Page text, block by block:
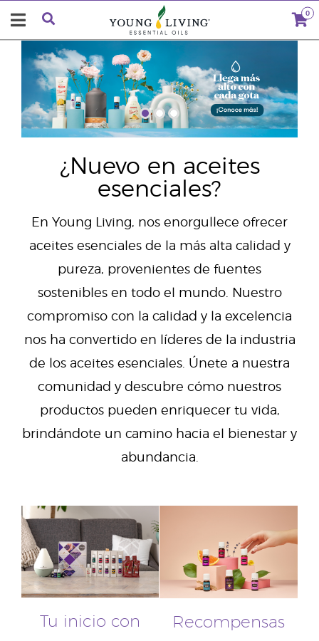
0
¿Nuevo en aceites
esenciales?
En Young Living, nos enorgullece ofrecer
aceites esenciales de la más alta calidad y
pureza, provenientes de fuentes
sostenibles en todo el mundo. Nuestro
compromiso con la calidad y la excelencia
nos ha convertido en líderes de la industria
de los aceites esenciales. Únete a nuestra
comunidad y descubre cómo nuestros
productos pueden enriquecer tu vida,
brindándote un camino hacia el bienestar y
abundancia.
Tu inicio con
Recompensas